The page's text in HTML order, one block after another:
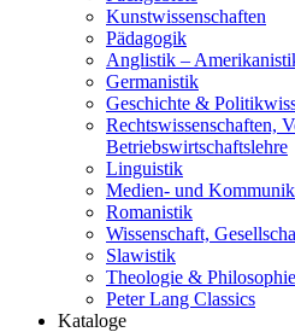
Kunstwissenschaften
Pädagogik
Anglistik –
Germanistik
Geschichte &
Rechtswissenschaften,
Betriebswirtschaftslehre
Linguistik
Medien- und
Romanistik
Wissenschaft,
Slawistik
Theologie & Philosophie
Peter Lang Classics
Kataloge